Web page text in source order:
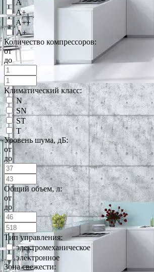
A
A+
A++
А+
Количество компрессоров:
от
до
Климатический класс:
N
SN
ST
T
Уровень шума, дБ:
от
до
Общий объем, л:
от
до
Тип управления:
электромеханическое
электронное
Зона свежести: